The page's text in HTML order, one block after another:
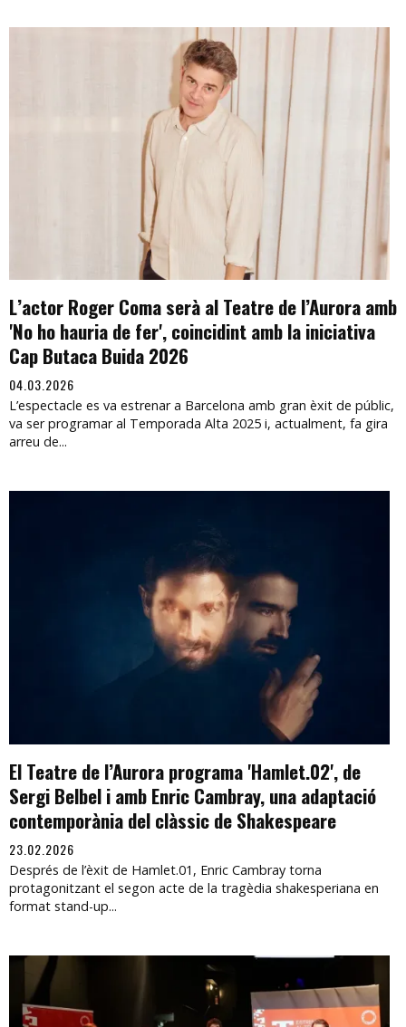
L’actor Roger Coma serà al Teatre de l’Aurora amb
'No ho hauria de fer', coincidint amb la iniciativa
Cap Butaca Buida 2026
04.03.2026
L’espectacle es va estrenar a Barcelona amb gran èxit de públic,
va ser programar al Temporada Alta 2025 i, actualment, fa gira
arreu de...
El Teatre de l’Aurora programa 'Hamlet.02', de
Sergi Belbel i amb Enric Cambray, una adaptació
contemporània del clàssic de Shakespeare
23.02.2026
Després de l’èxit de Hamlet.01, Enric Cambray torna
protagonitzant el segon acte de la tragèdia shakesperiana en
format stand-up...